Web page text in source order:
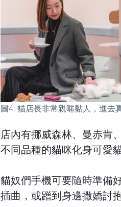
圖4: 貓店長非常親暱黏人，進去
店內有挪威森林、曼赤肯
不同品種的貓咪化身可愛
貓奴們手機可要隨時準備
插曲，或蹭到身邊撒嬌討